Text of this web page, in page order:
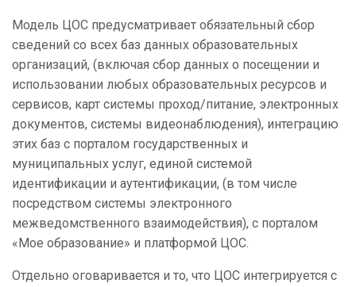
Модель ЦОС предусматривает обязательный сбор
сведений со всех баз данных образовательных
организаций, (включая сбор данных о посещении и
использовании любых образовательных ресурсов и
сервисов, карт системы проход/питание, электронных
документов, системы видеонаблюдения), интеграцию
этих баз с порталом государственных и
муниципальных услуг, единой системой
идентификации и аутентификации, (в том числе
посредством системы электронного
межведомственного взаимодействия), с порталом
«Мое образование» и платформой ЦОС.
Отдельно оговаривается и то, что ЦОС интегрируется с